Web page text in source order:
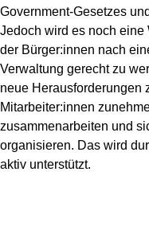
Government-Gesetzes
Jedoch wird es noch eine
der Bürger:innen nach
Verwaltung gerecht zu
neue Herausforderungen
Mitarbeiter:innen
zusammenarbeiten und
organisieren. Das wird
aktiv unterstützt.